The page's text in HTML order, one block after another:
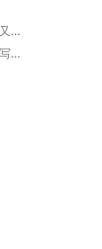
掘墓人 : 哈哈，确实如此，今天又用 Trae 写了个软件，太高效了
Deep Router : 现在有AI之后，写代码真的方便了好多，多出来很多coffee time